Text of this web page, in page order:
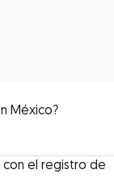
México?
con el registro de